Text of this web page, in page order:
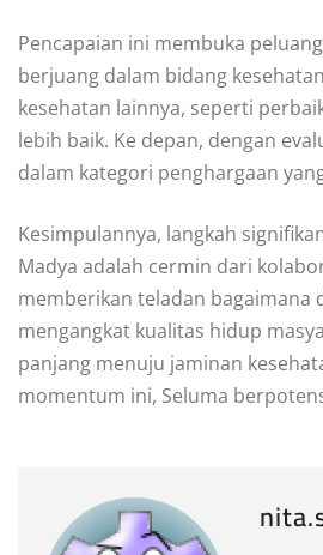
Pencapaian ini membuka
berjuang dalam bidang
kesehatan lainnya, seperti
lebih baik. Ke depan, dengan
dalam kategori penghargaan
Kesimpulannya, langkah
Madya adalah cermin dari
memberikan teladan bagaimana
mengangkat kualitas hidup
panjang menuju jaminan
momentum ini, Seluma